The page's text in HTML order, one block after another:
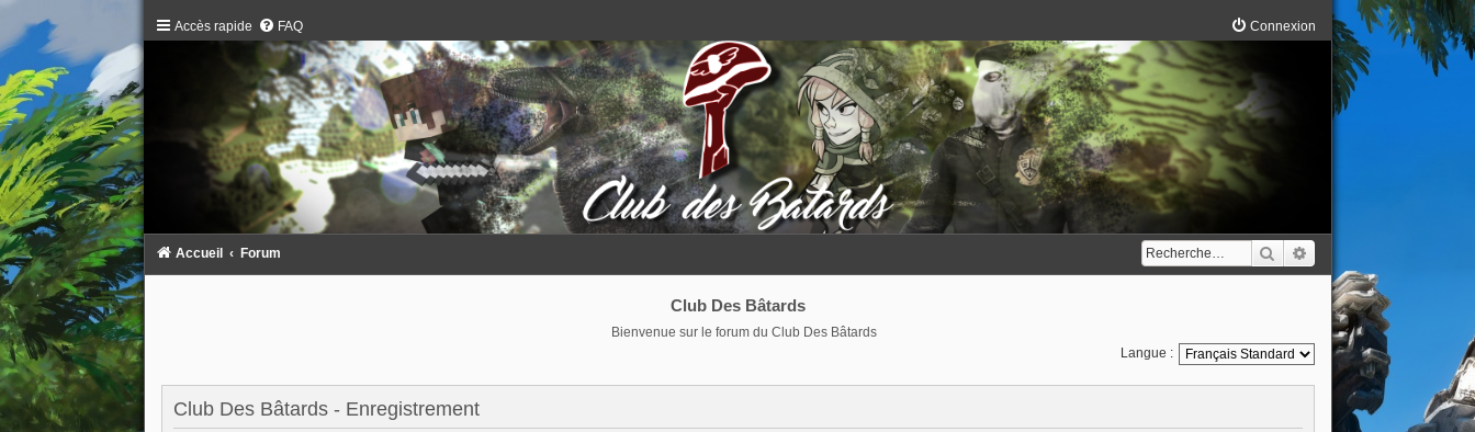
Accès rapide FAQ Connexion
Rechercher
Accueil Forum
Club Des Bâtards
Bienvenue sur le forum du Club Des Bâtards
Langue :
Club Des Bâtards - Enregistrement